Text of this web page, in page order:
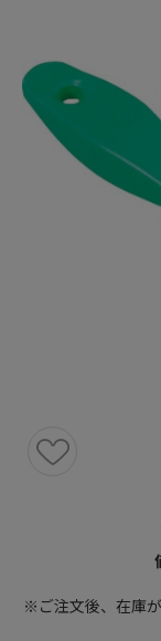
※ご注文後、在庫